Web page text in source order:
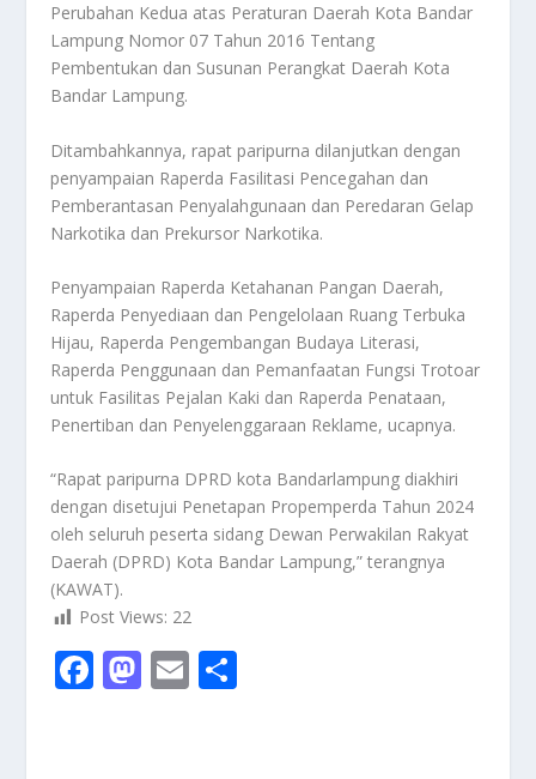
Perubahan Kedua atas Peraturan Daerah Kota Bandar
Lampung Nomor 07 Tahun 2016 Tentang
Pembentukan dan Susunan Perangkat Daerah Kota
Bandar Lampung.
Ditambahkannya, rapat paripurna dilanjutkan dengan
penyampaian Raperda Fasilitasi Pencegahan dan
Pemberantasan Penyalahgunaan dan Peredaran Gelap
Narkotika dan Prekursor Narkotika.
Penyampaian Raperda Ketahanan Pangan Daerah,
Raperda Penyediaan dan Pengelolaan Ruang Terbuka
Hijau, Raperda Pengembangan Budaya Literasi,
Raperda Penggunaan dan Pemanfaatan Fungsi Trotoar
untuk Fasilitas Pejalan Kaki dan Raperda Penataan,
Penertiban dan Penyelenggaraan Reklame, ucapnya.
“Rapat paripurna DPRD kota Bandarlampung diakhiri
dengan disetujui Penetapan Propemperda Tahun 2024
oleh seluruh peserta sidang Dewan Perwakilan Rakyat
Daerah (DPRD) Kota Bandar Lampung,” terangnya
(KAWAT).
Post Views: 22
F M E